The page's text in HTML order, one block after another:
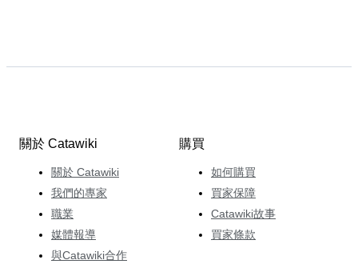
關於 Catawiki
關於 Catawiki
我們的專家
職業
媒體報導
與Catawiki合作
購買
如何購買
買家保障
Catawiki故事
買家條款